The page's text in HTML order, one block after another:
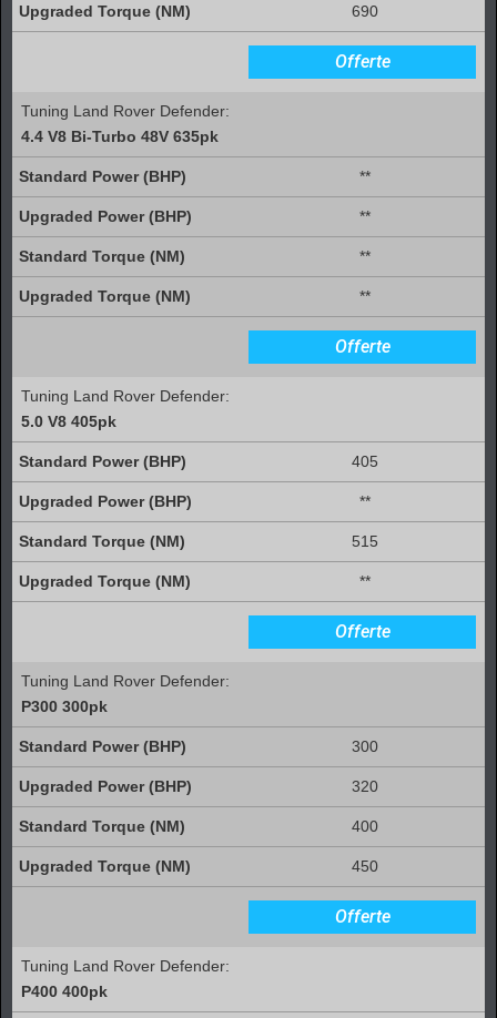
690
Offerte
Tuning Land Rover Defender:
4.4 V8 Bi-Turbo 48V 635pk
**
**
**
**
Offerte
Tuning Land Rover Defender:
5.0 V8 405pk
405
**
515
**
Offerte
Tuning Land Rover Defender:
P300 300pk
300
320
400
450
Offerte
Tuning Land Rover Defender:
P400 400pk